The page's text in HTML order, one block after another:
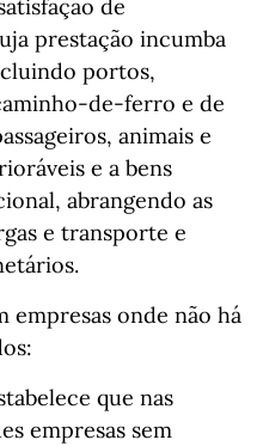
de
prestação incumba
portos,
de-ferro e de
animais e
e a bens
abrangendo as
e transporte e
empresas onde não há
que nas
empresas sem